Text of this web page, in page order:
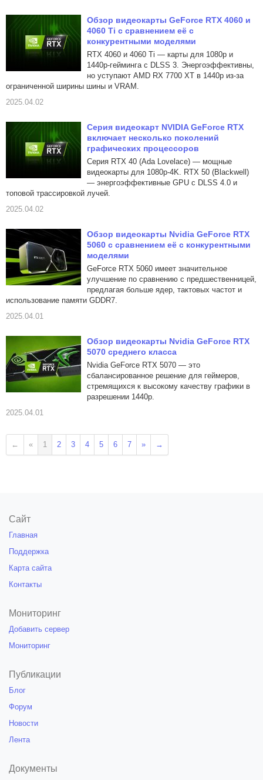
Обзор видеокарты GeForce RTX 4060 и
4060 Ti с сравнением её с
конкурентными моделями
RTX 4060 и 4060 Ti — карты для 1080p и
1440p-гейминга с DLSS 3. Энергоэффективны,
но уступают AMD RX 7700 XT в 1440p из-за
ограниченной ширины шины и VRAM.
2025.04.02
Серия видеокарт NVIDIA GeForce RTX
включает несколько поколений
графических процессоров
Серия RTX 40 (Ada Lovelace) — мощные
видеокарты для 1080p-4K. RTX 50 (Blackwell)
— энергоэффективные GPU с DLSS 4.0 и
топовой трассировкой лучей.
2025.04.02
Обзор видеокарты Nvidia GeForce RTX
5060 с сравнением её с конкурентными
моделями
GeForce RTX 5060 имеет значительное
улучшение по сравнению с предшественницей,
предлагая больше ядер, тактовых частот и
использование памяти GDDR7.
2025.04.01
Обзор видеокарты Nvidia GeForce RTX
5070 среднего класса
Nvidia GeForce RTX 5070 — это
сбалансированное решение для геймеров,
стремящихся к высокому качеству графики в
разрешении 1440p.
2025.04.01
← « 1 2 3 4 5 6 7 » →
Сайт
Главная
Поддержка
Карта сайта
Контакты
Мониторинг
Добавить сервер
Мониторинг
Публикации
Блог
Форум
Новости
Лента
Документы